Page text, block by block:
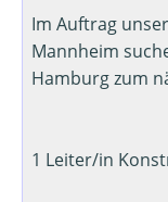
Im Auftrag
Mannheim
Hamburg zum
1 Leiter/in